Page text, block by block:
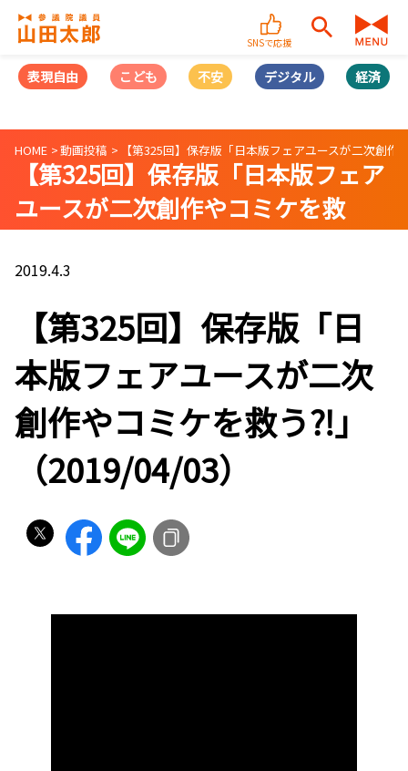
SNSで応援
表現自由 こども 不安 デジタル 経済
HOME 動画投稿 【第325回】保存版「日本版フェアユースが二次創
【第325回】保存版「日本版フェア
ユースが二次創作やコミケを救
う⁈」（2019/04/03）
2019.4.3
【第325回】保存版「日
本版フェアユースが二次
創作やコミケを救う⁈」
（2019/04/03）